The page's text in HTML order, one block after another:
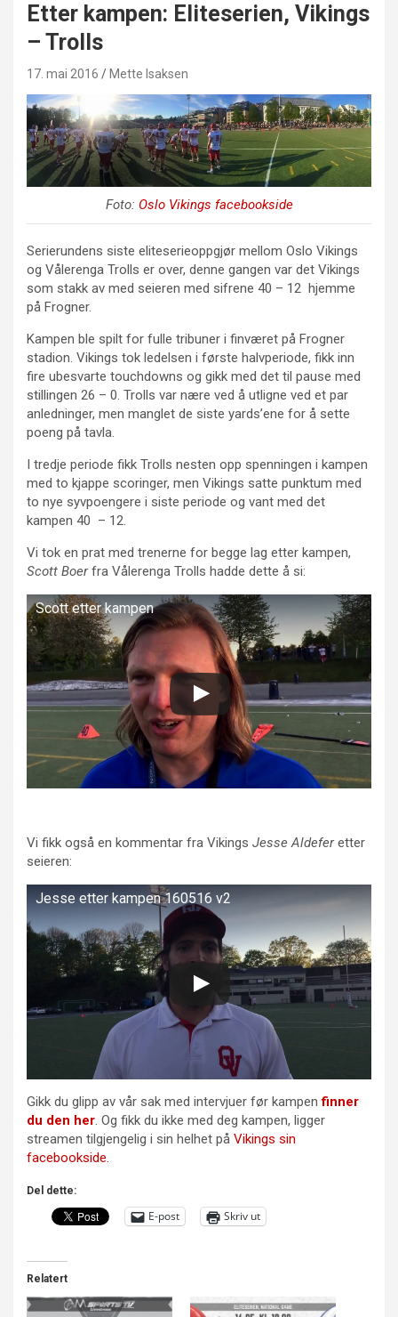
Etter kampen: Eliteserien, Vikings
– Trolls
17. mai 2016 Mette Isaksen
Foto: Oslo Vikings facebookside
Serierundens siste eliteserieoppgjør mellom Oslo Vikings
og Vålerenga Trolls er over, denne gangen var det Vikings
som stakk av med seieren med sifrene 40 – 12 hjemme
på Frogner.
Kampen ble spilt for fulle tribuner i finværet på Frogner
stadion. Vikings tok ledelsen i første halvperiode, fikk inn
fire ubesvarte touchdowns og gikk med det til pause med
stillingen 26 – 0. Trolls var nære ved å utligne ved et par
anledninger, men manglet de siste yards’ene for å sette
poeng på tavla.
I tredje periode fikk Trolls nesten opp spenningen i kampen
med to kjappe scoringer, men Vikings satte punktum med
to nye syvpoengere i siste periode og vant med det
kampen 40 – 12.
Vi tok en prat med trenerne for begge lag etter kampen,
Scott Boerfra Vålerenga Trolls hadde dette å si:
Scott etter kampen
Vi fikk også en kommentar fra Vikings Jesse Aldeferetter
seieren:
Jesse etter kampen 160516 v2
Gikk du glipp av vår sak med intervjuer før kampenfinner
du den her . Og fikk du ikke med deg kampen, ligger
streamen tilgjengelig i sin helhet på Vikings sin
facebookside.
Del dette:
E-post Skriv ut
Relatert